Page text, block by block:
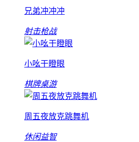
兄弟冲冲冲
射击枪战
小吆干瞪眼
棋牌桌游
周五夜放克跳舞机
休闲益智